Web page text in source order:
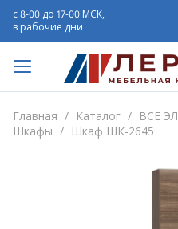
с 8-00 до 17-00 МСК,
в рабочие дни
Главная / Каталог / ВСЕ
Шкафы / Шкаф ШК-2645